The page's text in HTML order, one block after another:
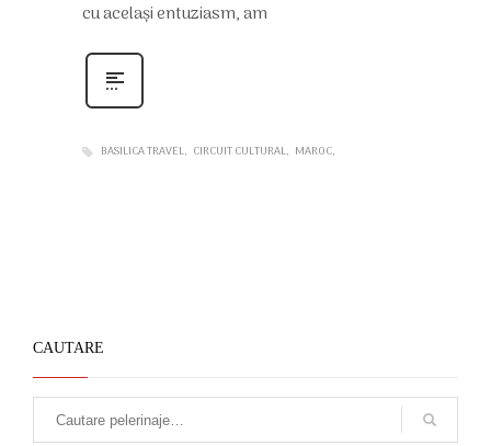
cu același entuziasm, am
BASILICA TRAVEL CIRCUIT CULTURAL MAROC
CAUTARE